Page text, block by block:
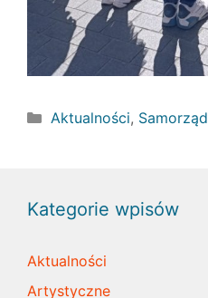
Kategorie
Aktualności, Samorząd
Kategorie wpisów
Aktualności
Artystyczne